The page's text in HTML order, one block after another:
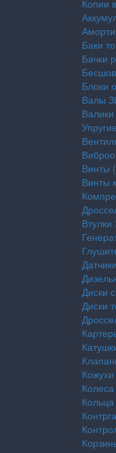
Копии
Баки
Бачки
Блоки
Валы
Винты
Винты
Диски
Диски